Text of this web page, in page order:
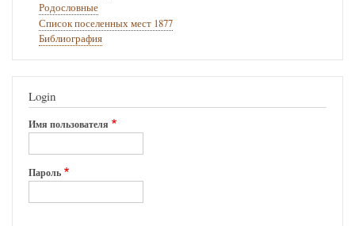
Родословные
Список поселенных мест 1877
Библиография
Login
Имя пользователя
Пароль